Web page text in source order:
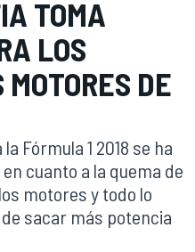
TOMA
LOS
DE
Fórmula 1 2018 se ha
cuanto a la quema de
motores y todo lo
sacar más potencia